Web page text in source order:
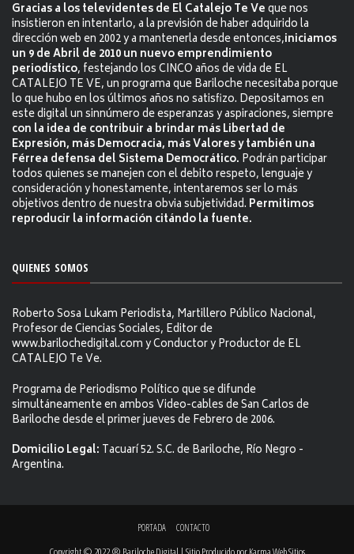
Gracias a los televidentes de El Catalejo Te Veque nos
insistieron en intentarlo, a la previsión de haber adquirido la
dirección web en 2002 y a mantenerla desde entonces,iniciamos
un 9 de Abril de 2010 un nuevo emprendimiento
periodístico, festejando los CINCO años de vida de EL
CATALEJO TE VE, un programa que Bariloche necesitaba porque
lo que hubo en los últimos años no satisfizo. Depositamos en
este digital un sinnúmero de esperanzas y aspiraciones, siempre
con la idea de contribuir a brindar más Libertad de
Expresión, más Democracia, más Valores y también una
Férrea defensa del Sistema Democrático. Podrán participar
todos quienes se manejen con el debito respeto, lenguaje y
consideración y honestamente, intentaremos ser lo más
objetivos dentro de nuestra obvia subjetividad. Permitimos
reproducir la información citándo la fuente.
QUIENES SOMOS
Roberto Sosa Lukam Periodista, Martillero Público Nacional,
Profesor de Ciencias Sociales, Editor de
www.barilochedigital.com y Conductor y Productor de EL
CATALEJO Te Ve.
Programa de Periodismo Político que se difunde
simultáneamente en ambos Video-cables de San Carlos de
Bariloche desde el primer jueves de Febrero de 2006.
Domicilio Legal: Tacuarí 52. S.C. de Bariloche, Río Negro -
Argentina.
PORTADA CONTACTO